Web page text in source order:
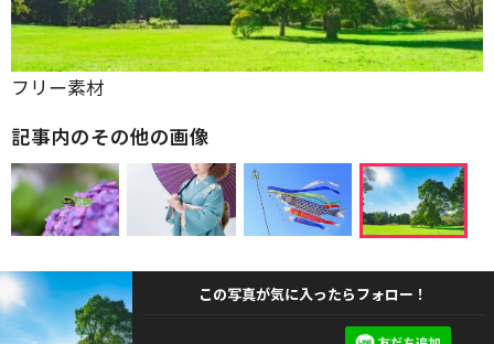
フリー素材
記事内のその他の画像
この写真が気に入ったらフォロー！